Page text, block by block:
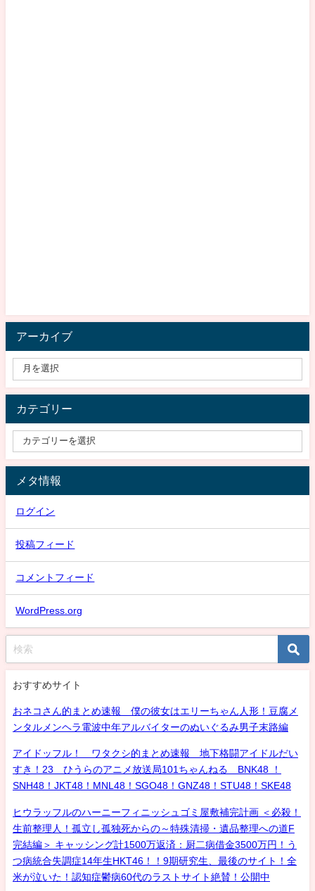
アーカイブ
カテゴリー
メタ情報
ログイン
投稿フィード
コメントフィード
WordPress.org
おすすめサイト
おネコさん的まとめ速報 僕の彼女はエリーちゃん人形！豆腐メ
ンタルメンヘラ電波中年アルバイターのぬいぐるみ男子末路編
アイドッフル！ ワタクシ的まとめ速報 地下格闘アイドルだい
すき！23 ひうらのアニメ放送局101ちゃんねる BNK48 ！
SNH48！JKT48！MNL48！SGO48！GNZ48！STU48！SKE48
ヒウラッフルのハーニーフィニッシュゴミ屋敷補完計画 ＜必殺！
生前整理人！孤立し孤独死からの～特殊清掃・遺品整理への道F
完結編＞ キャッシング計1500万返済：厨二病借金3500万円！う
つ病統合失調症14年生HKT46！！9期研究生、最後のサイト！全
米が泣いた！認知症鬱病60代のラストサイト絶賛！公開中